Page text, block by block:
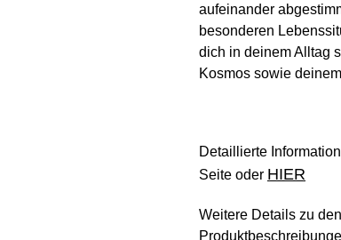
aufeinander
besonderen
dich in deinem Alltag
Kosmos sowie deinem
Detaillierte
Seite oder HIER
Weitere Details zu